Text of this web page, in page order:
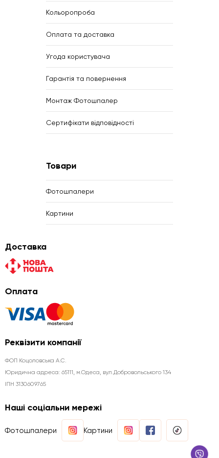
Кольоропроба
Оплата та доставка
Угода користувача
Гарантія та повернення
Монтаж Фотошпалер
Сертифікати відповідності
Товари
Фотошпалери
Картини
Доставка
Оплата
Реквізити компанії
ФОП Коцоловська А.С.
Юридична aдреса: 65111, м.Одеса, вул.Добровольського 134
ІПН 3130609765
Наші соціальни мережі
Фотошпалери Картини